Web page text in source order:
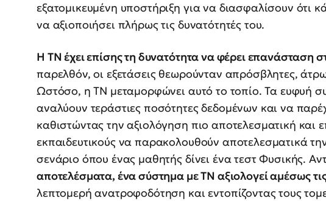
εξατομικευμένη υποστήριξη για να διασφαλίσουν ότι
να αξιοποιήσει πλήρως τις δυνατότητές του.
Η ΤΝ έχει επίσης τη δυνατότητα να φέρει επανάσταση
παρελθόν, οι εξετάσεις θεωρούνταν απρόσβλητες,
Ωστόσο, η ΤΝ μεταμορφώνει αυτό το τοπίο. Τα ευφυή
αναλύουν τεράστιες ποσότητες δεδομένων και να
καθιστώντας την αξιολόγηση πιο αποτελεσματική και
εκπαιδευτικούς να παρακολουθούν αποτελεσματικά
σενάριο όπου ένας μαθητής δίνει ένα τεστ Φυσικής.
αποτελέσματα, ένα σύστημα με ΤΝ αξιολογεί αμέσως
λεπτομερή ανατροφοδότηση και εντοπίζοντας τους